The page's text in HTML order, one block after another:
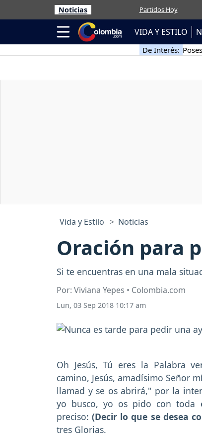
Noticias Partidos Hoy
VIDA Y ESTILO
De Interés:
Vida y Estilo Noticias
Oración para
Si te encuentras en una mala
Por: Viviana Yepes • Colombia.com
Lun, 03 Sep 2018 10:17 am
Oh Jesús, Tú eres la Palabra
camino, Jesús, amadísimo Señor
llamad y se os abrirá," por la
yo busco, yo os pido con toda
preciso: (Decir lo que se desea
tres Glorias.